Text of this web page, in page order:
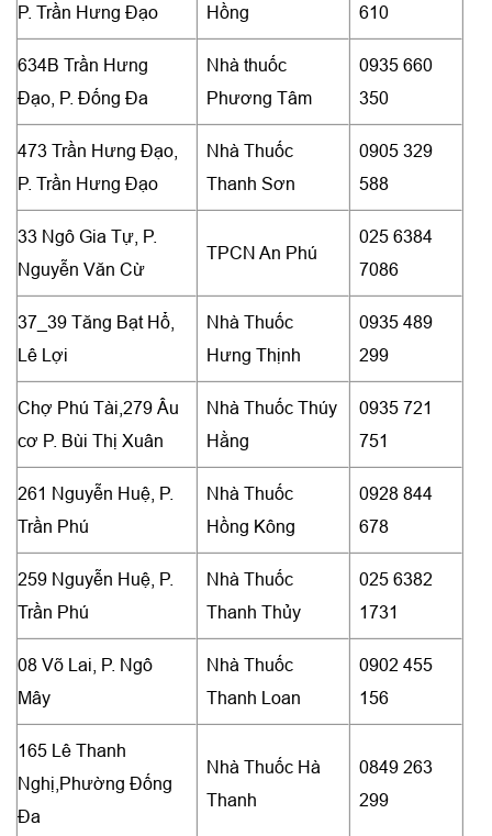
P. Trần Hưng Đạo
Hồng
610
634B Trần Hưng
Đạo, P. Đống Đa
Nhà thuốc
Phương Tâm
0935 660
350
473 Trần Hưng Đạo,
P. Trần Hưng Đạo
Nhà Thuốc
Thanh Sơn
0905 329
588
33 Ngô Gia Tự, P.
Nguyễn Văn Cừ
TPCN An Phú
025 6384
7086
37_39 Tăng Bạt Hổ,
Lê Lợi
Nhà Thuốc
Hưng Thịnh
0935 489
299
Chợ Phú Tài,279 Âu
cơ P. Bùi Thị Xuân
Nhà Thuốc Thúy
Hằng
0935 721
751
261 Nguyễn Huệ, P.
Trần Phú
Nhà Thuốc
Hồng Kông
0928 844
678
259 Nguyễn Huệ, P.
Trần Phú
Nhà Thuốc
Thanh Thủy
025 6382
1731
08 Võ Lai, P. Ngô
Mây
Nhà Thuốc
Thanh Loan
0902 455
156
165 Lê Thanh
Nghị,Phường Đống
Đa
Nhà Thuốc Hà
Thanh
0849 263
299